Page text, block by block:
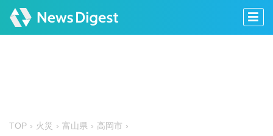
TOP 火災 富山県 高岡市